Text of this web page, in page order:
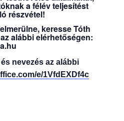
a félév teljesítést
részvétel!
keresse Tóth
alábbi elérhetőségen:
nevezés az alábbi
e/1VfdEXDf4c